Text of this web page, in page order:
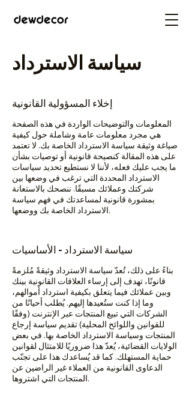
سياسة الاسترداد
إخلاء المسؤولية القانونية
المعلومات والتوضيحات الواردة في هذه الصفحة
هي مجرد معلومات عامة وشاملة حول كيفية
صياغة وثيقة سياسة الاسترداد الخاصة بك. لا تعتمد
على هذه المقالة كنصيحة قانونية أو توصيات بشأن
ما يجب عليك فعله، لأننا لا نستطيع تحديد سياسات
الاسترداد المحددة التي ترغب في وضعها بين
شركتك وعملائك مسبقًا. ننصحك بالاستعانة
بمشورة قانونية لمساعدتك في فهم سياسة
الاسترداد الخاصة بك ووضعها.
سياسة الاسترداد - الأساسيات
بناءً على ذلك، تُعدّ سياسة الاسترداد وثيقةً مُلزمةً
قانونًا، تهدف إلى إرساء العلاقات القانونية بينك
وبين عملائك فيما يتعلق بكيفية استرداد أموالهم،
وما إذا كنت ستُعيدها إليهم. يُطلب أحيانًا من
الشركات التي تبيع المنتجات عبر الإنترنت (وفقًا
للقوانين واللوائح المحلية) تقديم سياسة إرجاع
المنتجات وسياسة الاسترداد الخاصة بها. في بعض
الولايات القضائية، يُعدّ هذا ضروريًا للامتثال لقوانين
حماية المستهلك. كما قد يُساعدك هذا على تجنّب
الدعاوى القانونية من العملاء غير الراضين عن
المنتجات التي اشتروها.